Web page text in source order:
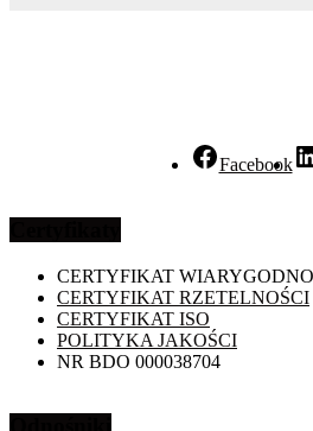
Facebook
CERTYFIKAT
CERTYFIKAT RZETELNOŚCI
CERTYFIKAT ISO
POLITYKA JAKOŚCI
NR BDO 000038704